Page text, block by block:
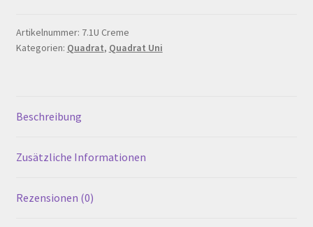
Warenkorb
Widerrufsbelehrung
Zahlungsarten
80
mm,
Artikelnummer: 7.1U Creme
Kategorien: Quadrat, Quadrat Uni
Beschreibung
Zusätzliche Informationen
Rezensionen (0)